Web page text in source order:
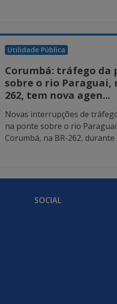
Utilidade Pública
Corumbá: tráfego da
sobre o rio Paraguai,
262, tem nova agen...
Novas interrupções de
na ponte sobre o rio
Corumbá, na BR-262, durante
SOCIAL